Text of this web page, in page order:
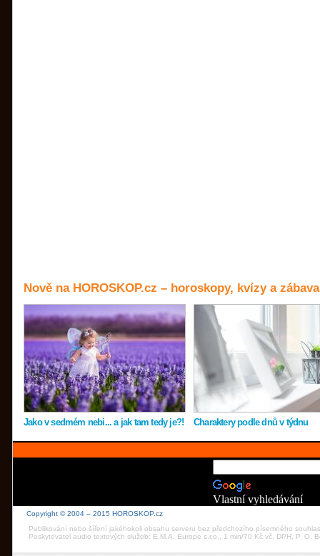
Nově na HOROSKOP.cz – horoskopy, kvízy a zábava
Jako v sedmém nebi... a jak tam tedy je?! Charaktery podle dnů v týdnu
Vlastní vyhledávání
Copyright © 2004 – 2015 HOROSKOP.cz
Publikování nebo šíření jakéhokoli obsahu serveru bez předchozího písemného
Poskytovatel audio textových služeb: E.M.A. Europe s.r.o., 1 min/70 Kč vč. DPH, P. O.